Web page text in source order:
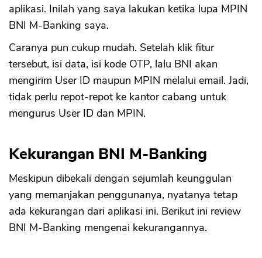
aplikasi. Inilah yang saya lakukan ketika lupa MPIN
BNI M-Banking saya.
Caranya pun cukup mudah. Setelah klik fitur
tersebut, isi data, isi kode OTP, lalu BNI akan
mengirim User ID maupun MPIN melalui email. Jadi,
tidak perlu repot-repot ke kantor cabang untuk
mengurus User ID dan MPIN.
Kekurangan BNI M-Banking
Meskipun dibekali dengan sejumlah keunggulan
yang memanjakan penggunanya, nyatanya tetap
ada kekurangan dari aplikasi ini. Berikut ini review
BNI M-Banking mengenai kekurangannya.